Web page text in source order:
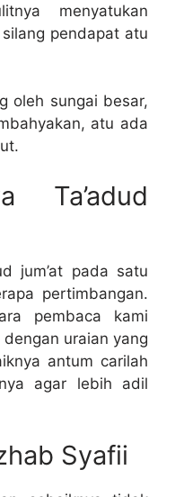
menyatukan
pendapat atu
oleh sungai besar,
atu ada
Ta’adud
jum’at pada satu
pertimbangan.
pembaca kami
uraian yang
antum carilah
agar lebih adil
Syafii